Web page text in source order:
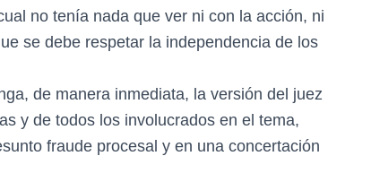
no tenía nada que ver ni con la acción, ni
se debe respetar la independencia de los
de manera inmediata, la versión del juez
y de todos los involucrados en el tema,
fraude procesal y en una concertación